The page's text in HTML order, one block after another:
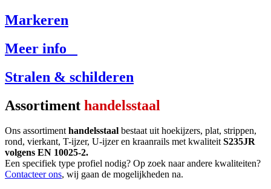
Markeren
Meer info
Stralen & schilderen
Assortiment handelsstaal
Ons assortimenthandelsstaal bestaat uit hoekijzers, plat, strippen,
rond, vierkant, T-ijzer, U-ijzer en kraanrails met kwaliteitS235JR
volgens EN 10025-2.
Een specifiek type profiel nodig? Op zoek naar andere kwaliteiten?
Contacteer ons, wij gaan de mogelijkheden na.